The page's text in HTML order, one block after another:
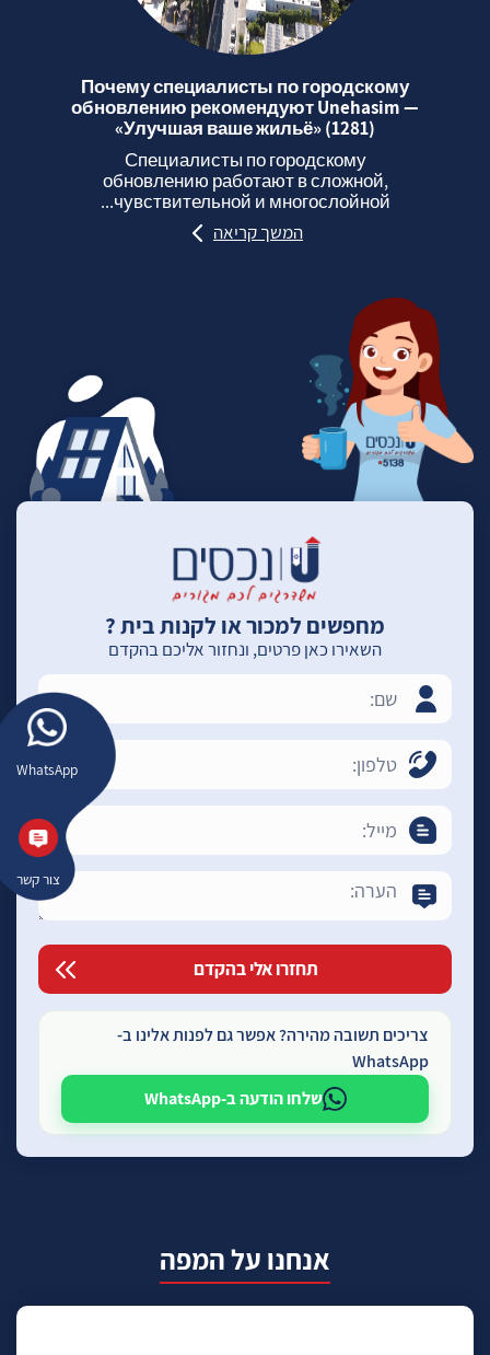
WhatsApp
צור קשר
Почему специалисты по городскому
обновлению рекомендуют Unehasim —
«Улучшая ваше жильё» (1281)
Специалисты по городскому
обновлению работают в сложной,
чувствительной и многослойной...
המשך קריאה
מחפשים למכור או לקנות בית ?
השאירו כאן פרטים, ונחזור אליכם בהקדם
צריכים תשובה מהירה? אפשר גם לפנות אלינו ב-
WhatsApp
שלחו הודעה ב-WhatsApp
אנחנו על המפה